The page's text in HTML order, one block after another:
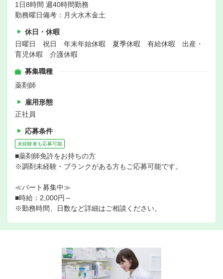
1日8時間 週40時間勤務
勤務曜日備考：月火水木金土
休日・休暇
日曜日 祝日 年末年始休暇 夏季休暇 有給休暇 出産・
育児休暇 介護休暇
募集職種
薬剤師
雇用形態
正社員
応募条件
未経験者も応募可能
■薬剤師免許をお持ちの方
※調剤未経験・ブランクがある方もご応募可能です。
≪パート募集中≫
■時給：2,000円～
※勤務時間、日数など詳細はご相談ください。